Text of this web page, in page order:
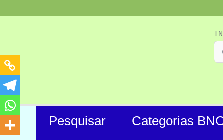
para
Pesquisar Categorias